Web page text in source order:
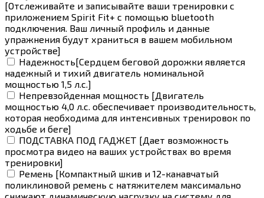
[Отслеживайте и записывайте ваши тренировки с
приложением Spirit Fit+ с помощью bluetooth
подключения. Ваш личный профиль и данные
упражнения будут храниться в вашем мобильном
устройстве]
Надежность[Сердцем беговой дорожки является
надежный и тихий двигатель номинальной
мощностью 1,5 л.с.]
Непревзойденная мощность [Двигатель
мощностью 4,0 л.с. обеспечивает производительность,
которая необходима для интенсивных тренировок по
ходьбе и беге]
ПОДСТАВКА ПОД ГАДЖЕТ [Дает возможность
просмотра видео на ваших устройствах во время
тренировки]
Ремень [Компактный шкив и 12-канавчатый
поликлиновой ремень с натяжителем максимально
снижают динамическую нагрузку на систему для